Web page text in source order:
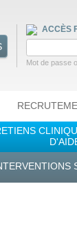
ACCÈS
Mot de passe